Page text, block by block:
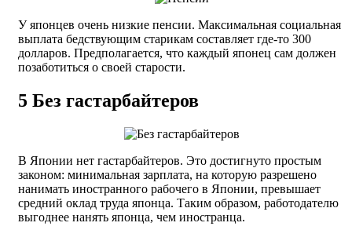
У японцев очень низкие пенсии. Максимальная социальная
выплата бедствующим старикам составляет где-то 300
долларов. Предполагается, что каждый японец сам должен
позаботиться о своей старости.
5 Без гастарбайтеров
В Японии нет гастарбайтеров. Это достигнуто простым
законом: минимальная зарплата, на которую разрешено
нанимать иностранного рабочего в Японии, превышает
средний оклад труда японца. Таким образом, работодателю
выгоднее нанять японца, чем иностранца.